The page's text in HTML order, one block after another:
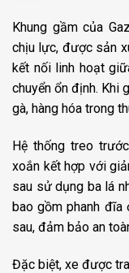
Khung gầm của
chịu lực, được sản
kết nối linh hoạt
chuyển ổn định. Khi
gà, hàng hóa trong
Hệ thống treo
xoắn kết hợp với
sau sử dụng ba lá
bao gồm phanh đĩa
sau, đảm bảo an
Đặc biệt, xe được